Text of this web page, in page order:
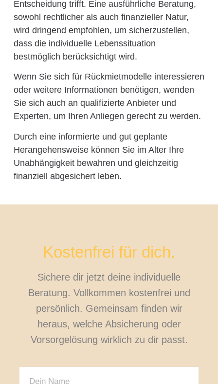
Entscheidung trifft. Eine ausführliche Beratung,
sowohl rechtlicher als auch finanzieller Natur,
wird dringend empfohlen, um sicherzustellen,
dass die individuelle Lebenssituation
bestmöglich berücksichtigt wird.
Wenn Sie sich für Rückmietmodelle interessieren
oder weitere Informationen benötigen, wenden
Sie sich auch an qualifizierte Anbieter und
Experten, um Ihren Anliegen gerecht zu werden.
Durch eine informierte und gut geplante
Herangehensweise können Sie im Alter Ihre
Unabhängigkeit bewahren und gleichzeitig
finanziell abgesichert leben.
Kostenfrei für dich.
Sichere dir jetzt deine individuelle
Beratung. Vollkommen kostenfrei und
persönlich. Gemeinsam finden wir
heraus, welche Absicherung oder
Vorsorgelösung wirklich zu dir passt.